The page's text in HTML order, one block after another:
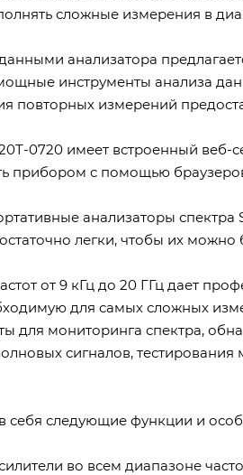
сложные измерения в
анализатора
инструменты анализа
повторных измерений
0720 имеет встроенный веб-
прибором с помощью
анализаторы спектра
легки, чтобы их можно
от 9 кГц до 20 ГГц дает
для самых сложных
для мониторинга спектра,
сигналов,
себя следующие функции и
во всем диапазоне